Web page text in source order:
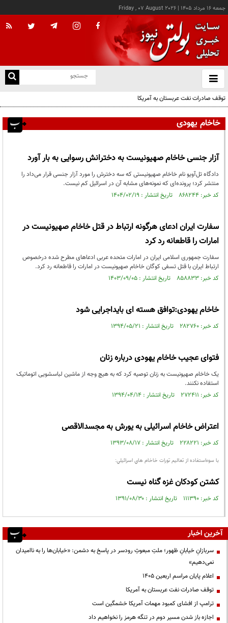
جمعه ۱۶ مرداد ۱۴۰۵ |
Friday , 07 August 2026
باز
و
توقف صادرات نفت عربستان به آمریکا
خاخام یهودی
آزار جنسی خاخام صهیونیست به دخترانش رسوایی به بار آورد
دادگاه تل‌آویو نام خاخام صهیونیستی که سه دخترش را مورد آزار جنسی قرار می‌داد را
منتشر کرد؛ پرونده‌ای که نمونه‌های مشابه آن در اسرائیل کم نیست.
کد خبر: ۸۶۸۲۴۴ تاریخ انتشار : ۱۴۰۴/۰۲/۱۹
سفارت ایران ادعای هرگونه ارتباط در قتل خاخام صهیونیست در
امارات را قاطعانه رد کرد
سفارت جمهوری اسلامی ایران در امارات متحده عربی ادعاهای مطرح شده درخصوص
ارتباط ایران با قتل تسفی کوگان خاخام صهیونیست در امارات را قاطعانه رد کرد.
کد خبر: ۸۵۸۸۳۳ تاریخ انتشار : ۱۴۰۳/۰۹/۰۵
خاخام یهودی:توافق هسته ای بایداجرایی شود
کد خبر: ۲۸۲۷۶۰ تاریخ انتشار : ۱۳۹۴/۰۵/۲۱
فتوای عجیب خاخام یهودی درباره زنان
یک خاخام صهیونیست به زنان توصیه کرد که به هیچ وجه از ماشین لباسشویی اتوماتیک
استفاده نکنند.
کد خبر: ۲۷۲۴۱۱ تاریخ انتشار : ۱۳۹۴/۰۴/۱۴
اعتراض خاخام اسرائیلی به یورش به مجسدالاقصی
کد خبر: ۲۲۸۲۲۱ تاریخ انتشار : ۱۳۹۳/۰۸/۱۷
با سوءاستفاده از تعاليم تورات خاخام هاي اسرائيلي:
كشتن كودكان غزه گناه نيست
کد خبر: ۱۱۱۳۹۰ تاریخ انتشار : ۱۳۹۱/۰۸/۳۰
آخرین اخبار
سربازانِ خیابانِ ظهور؛ ملتِ مبعوثِ رودسر در پاسخ به دشمن: «خیابان‌ها را به ناامیدان
نمی‌دهیم»
اعلام پایان مراسم اربعین ۱۴۰۵
توقف صادرات نفت عربستان به آمریکا
ترامپ از افشای کمبود مهمات آمریکا خشمگین است
اجازه باز شدن مسیر دوم در تنگه هرمز را نخواهیم داد